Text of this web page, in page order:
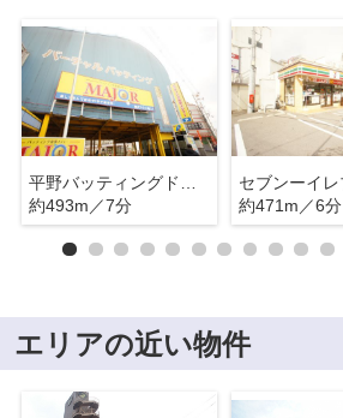
約493m／7分
約471m／6分
エリアの近い物件